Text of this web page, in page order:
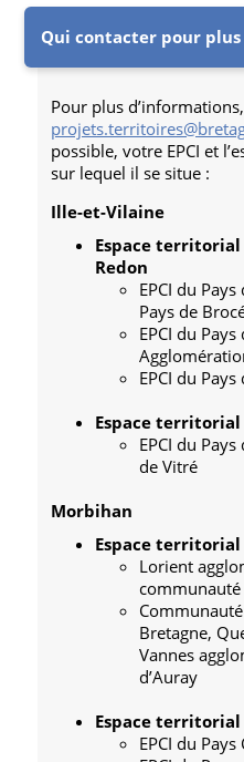
Qui contacter pour
Pour plus
possible, votre EPCI et
sur lequel il se situe :
Ille-et-Vilaine
Espace territorial
Redon
EPCI du
Pays de
EPCI du
EPCI du
Espace territorial
EPCI du
de Vitré
Morbihan
Espace territorial
Lorient
communauté
Bretagne,
Vannes
d’Auray
Espace
EPCI du